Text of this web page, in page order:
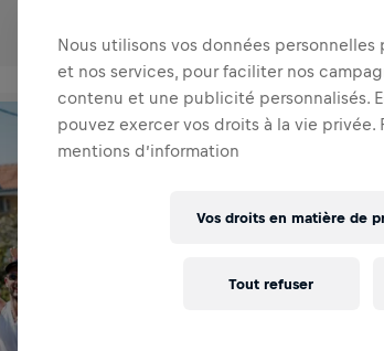
Nous utilisons vos données
et nos services, pour faciliter nos
contenu et une publicité personnalisés.
pouvez exercer vos droits à la vie privée.
mentions d’information
Vos droits en matière de
Tout refuser